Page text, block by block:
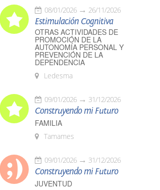
08/01/2026 26/11/2026
Estimulación Cognitiva
OTRAS ACTIVIDADES DE
PROMOCIÓN DE LA
AUTONOMÍA PERSONAL Y
PREVENCIÓN DE LA
DEPENDENCIA
Ledesma
09/01/2026 31/12/2026
Construyendo mi Futuro
FAMILIA
Tamames
09/01/2026 31/12/2026
Construyendo mi Futuro
JUVENTUD